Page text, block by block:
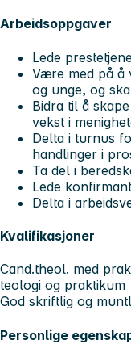
Arbeidsoppgaver
Lede
Være med på å
og unge, og
Bidra til å
vekst i
Delta i turnus
handlinger i
Ta del i
Lede
Delta i
Kvalifikasjoner
Cand.theol. med
teologi og praktikum
God skriftlig og
Personlige